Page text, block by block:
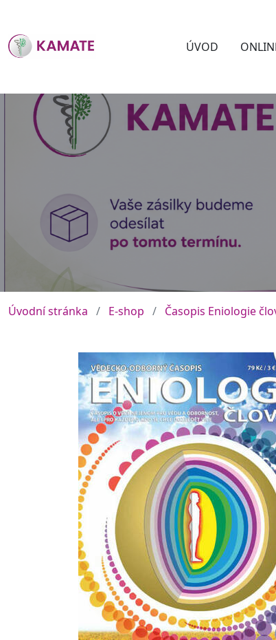
ÚVOD
Úvodní stránka E-shop Časopis Eniologie